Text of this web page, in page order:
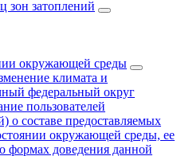
зон затоплений
окружающей среды
климата и
федеральный округ
пользователей
о составе предоставляемых
окружающей среды, ее
формах доведения данной